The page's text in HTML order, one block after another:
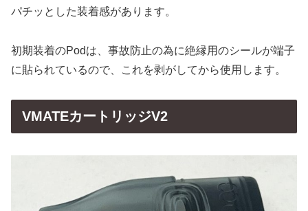
パチッとした装着感があります。
初期装着のPodは、事故防止の為に絶縁用のシールが端子
に貼られているので、これを剥がしてから使用します。
VMATEカートリッジV2